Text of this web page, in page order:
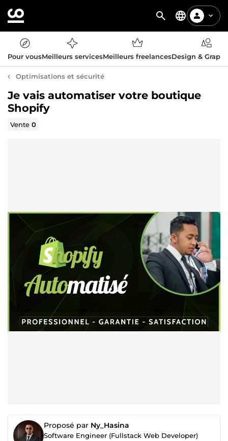
Pour vousMeilleurs servicesMeilleurs freelancesDesign &
Optimisations et sécurité
Je vais automatiser votre boutique
Shopify
Vente0
Proposé par Ny_Hasina
Software Engineer (Fullstack Web Developer)